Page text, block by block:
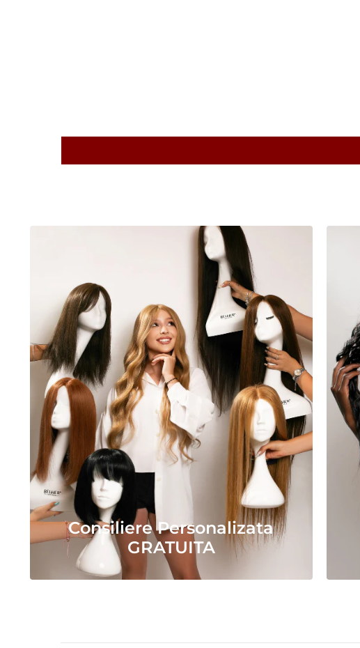
Consiliere Personalizata
GRATUITA